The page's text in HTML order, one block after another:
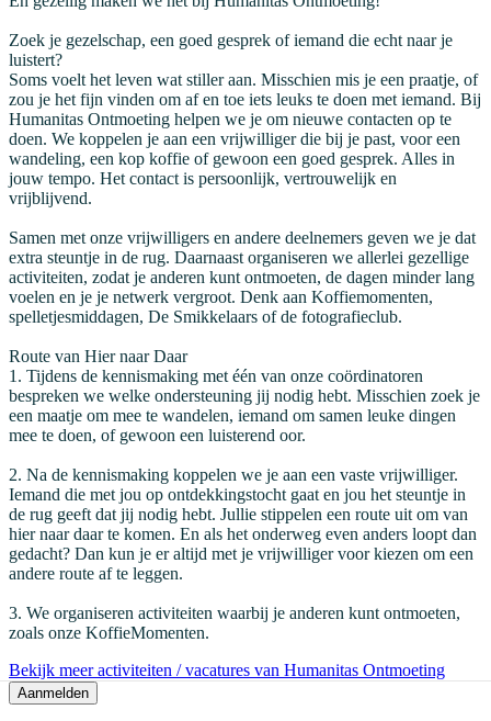
Zoek je gezelschap, een goed gesprek of iemand die echt naar je
luistert?
Soms voelt het leven wat stiller aan. Misschien mis je een praatje, of
zou je het fijn vinden om af en toe iets leuks te doen met iemand. Bij
Humanitas Ontmoeting helpen we je om nieuwe contacten op te
doen. We koppelen je aan een vrijwilliger die bij je past, voor een
wandeling, een kop koffie of gewoon een goed gesprek. Alles in
jouw tempo. Het contact is persoonlijk, vertrouwelijk en
vrijblijvend.
Samen met onze vrijwilligers en andere deelnemers geven we je dat
extra steuntje in de rug. Daarnaast organiseren we allerlei gezellige
activiteiten, zodat je anderen kunt ontmoeten, de dagen minder lang
voelen en je je netwerk vergroot. Denk aan Koffiemomenten,
spelletjesmiddagen, De Smikkelaars of de fotografieclub.
Route van Hier naar Daar
1. Tijdens de kennismaking met één van onze coördinatoren
bespreken we welke ondersteuning jij nodig hebt. Misschien zoek je
een maatje om mee te wandelen, iemand om samen leuke dingen
mee te doen, of gewoon een luisterend oor.
2. Na de kennismaking koppelen we je aan een vaste vrijwilliger.
Iemand die met jou op ontdekkingstocht gaat en jou het steuntje in
de rug geeft dat jij nodig hebt. Jullie stippelen een route uit om van
hier naar daar te komen. En als het onderweg even anders loopt dan
gedacht? Dan kun je er altijd met je vrijwilliger voor kiezen om een
andere route af te leggen.
3. We organiseren activiteiten waarbij je anderen kunt ontmoeten,
zoals onze KoffieMomenten.
Bekijk meer activiteiten / vacatures van Humanitas Ontmoeting
Aanmelden